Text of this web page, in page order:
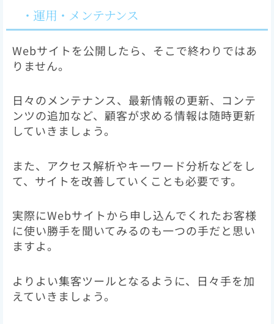
・運用・メンテナンス
Webサイトを公開したら、そこで終わりではあ
りません。
日々のメンテナンス、最新情報の更新、コンテ
ンツの追加など、顧客が求める情報は随時更新
していきましょう。
また、アクセス解析やキーワード分析などをし
て、サイトを改善していくことも必要です。
実際にWebサイトから申し込んでくれたお客様
に使い勝手を聞いてみるのも一つの手だと思い
ますよ。
よりよい集客ツールとなるように、日々手を加
えていきましょう。